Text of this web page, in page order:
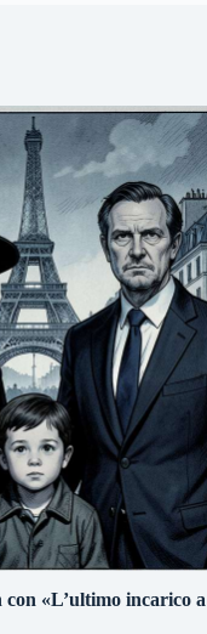
«L’ultimo incarico a